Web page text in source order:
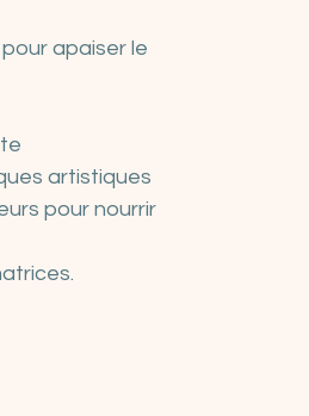
apaiser le
artistiques
pour nourrir